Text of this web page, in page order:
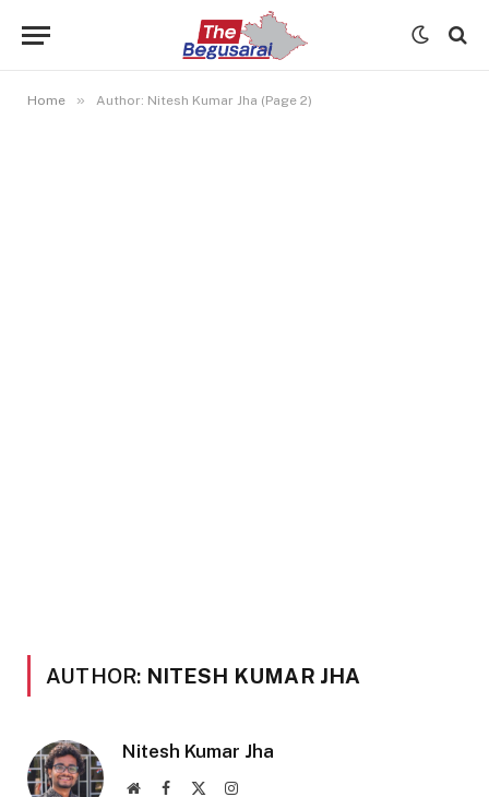
Home » Author: Nitesh Kumar Jha (Page 2)
AUTHOR: NITESH KUMAR JHA
Nitesh Kumar Jha
WebsiteFacebook Instagram